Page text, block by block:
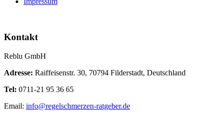
Kontakt
Reblu GmbH
Adresse: Raiffeisenstr. 30, 70794 Filderstadt, Deutschland
Tel: 0711-21 95 36 65
Email: info@regelschmerzen-ratgeber.de